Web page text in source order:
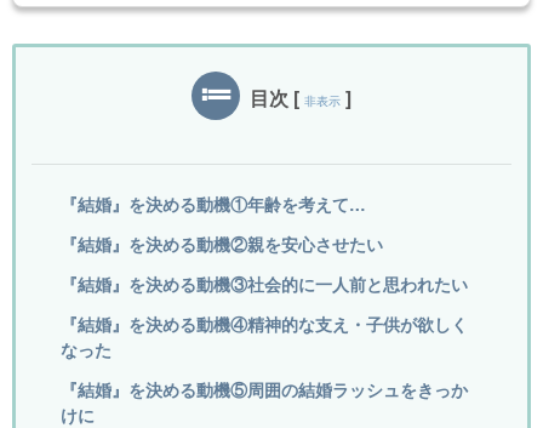
目次 [ 非表示 ]
『結婚』を決める動機①年齢を考えて…
『結婚』を決める動機②親を安心させたい
『結婚』を決める動機③社会的に一人前と思われたい
『結婚』を決める動機④精神的な支え・子供が欲しく
なった
『結婚』を決める動機⑤周囲の結婚ラッシュをきっか
けに